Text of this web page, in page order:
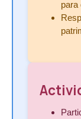
para